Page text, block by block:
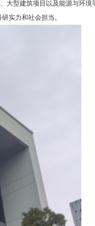
型建筑项目以及能源与环境
实力和社会担当。